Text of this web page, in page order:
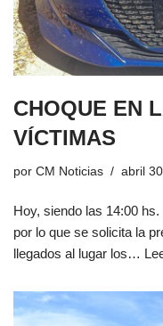
CHOQUE EN
VÍCTIMAS
por CM Noticias abril
Hoy, siendo las 14:00
por lo que se solicita la
llegados al lugar los…